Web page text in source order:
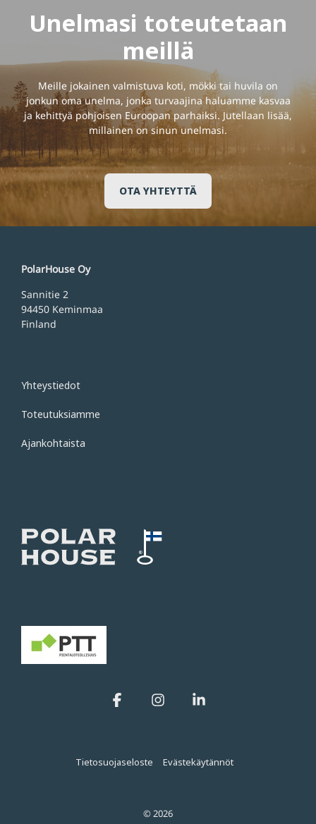
Unelmasi toteutetaan
meillä
Meille jokainen valmistuva koti, mökki tai huvila on
jonkun oma unelma, jonka turvaajina haluamme kasvaa
ja kehittyä pohjoisen Euroopan parhaiksi. Jutellaan lisää,
millainen on sinun unelmasi.
OTA YHTEYTTÄ
PolarHouse Oy
Sannitie 2
94450 Keminmaa
Finland
Yhteystiedot
Toteutuksiamme
Ajankohtaista
Tietosuojaseloste Evästekäytännöt
© 2026
Facebook Instagram